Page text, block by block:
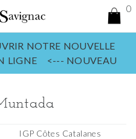
0
NOTRE NOUVELLE
LIGNE <--- NOUVEAU
IGP Côtes Catalanes